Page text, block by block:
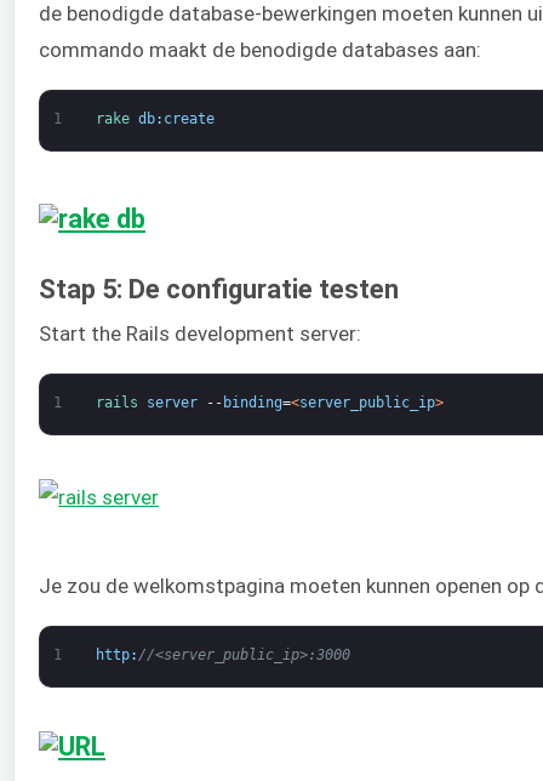
de benodigde database-bewerkingen moeten kunnen
commando maakt de benodigde databases aan:
1 rake db: create
Stap 5: De configuratie testen
Start the Rails development server:
1 rails server -- binding=<server_public_ip>
Je zou de welkomstpagina moeten kunnen openen op
1 http: //<server_public_ip>:3000